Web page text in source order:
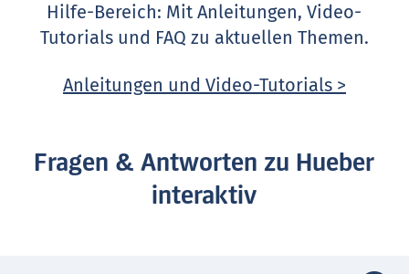
Hilfe-Bereich: Mit Anleitungen, Video-
Tutorials und FAQ zu aktuellen Themen.
Anleitungen und Video-Tutorials >
Fragen & Antworten zu Hueber
interaktiv